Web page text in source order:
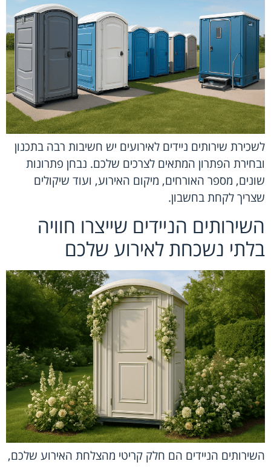
לשכירת שירותים ניידים לאירועים יש חשיבות רבה בתכנון
ובחירת הפתרון המתאים לצרכים שלכם. נבחן פתרונות
שונים, מספר האורחים, מיקום האירוע, ועוד שיקולים
שצריך לקחת בחשבון.
השירותים הניידים שייצרו חוויה
בלתי נשכחת לאירוע שלכם
השירותים הניידים הם חלק קריטי מהצלחת האירוע שלכם,